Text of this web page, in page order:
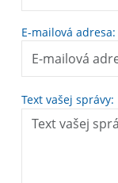
E-mailová adresa:
Text vašej správy: